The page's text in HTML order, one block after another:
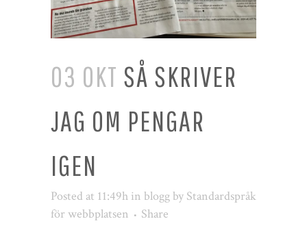
03 OKT SÅ SKRIVER
JAG OM PENGAR
IGEN
Posted at 11:49h in bloggby Standardspråk
för webbplatsen
Share